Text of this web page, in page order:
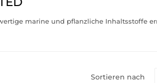
marine und pflanzliche Inhaltsstoffe
Sortieren nach